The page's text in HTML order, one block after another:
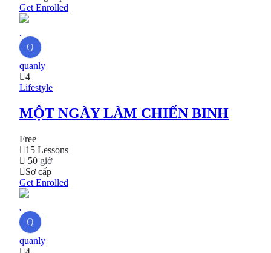
Get Enrolled
Q
quanly
4
Lifestyle
MỘT NGÀY LÀM CHIẾN BINH
Free
15 Lessons
50 giờ
Sơ cấp
Get Enrolled
Q
quanly